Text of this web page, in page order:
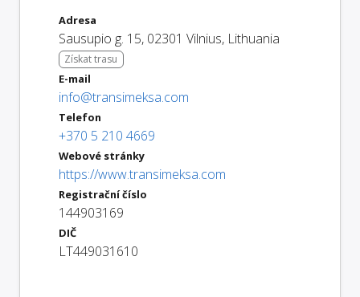
Adresa
Sausupio g. 15, 02301 Vilnius, Lithuania
Získat trasu
E-mail
info@transimeksa.com
Telefon
+370 5 210 4669
Webové stránky
https://www.transimeksa.com
Registrační číslo
144903169
DIČ
LT449031610